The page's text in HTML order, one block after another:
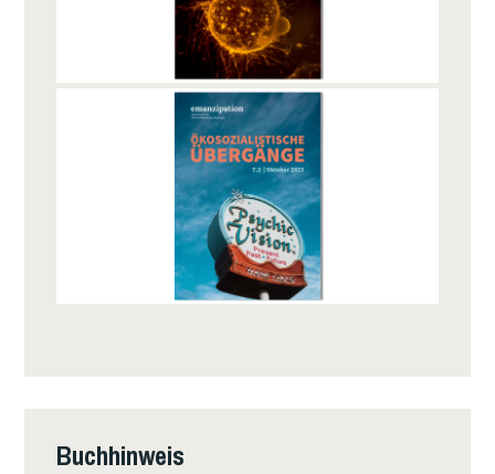
Buchhinweis